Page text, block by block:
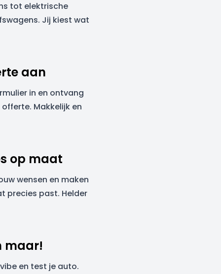
tot elektrische
Jij kiest wat
aan
in en ontvang
Makkelijk en
op maat
wensen en maken
precies past. Helder
maar!
en test je auto.